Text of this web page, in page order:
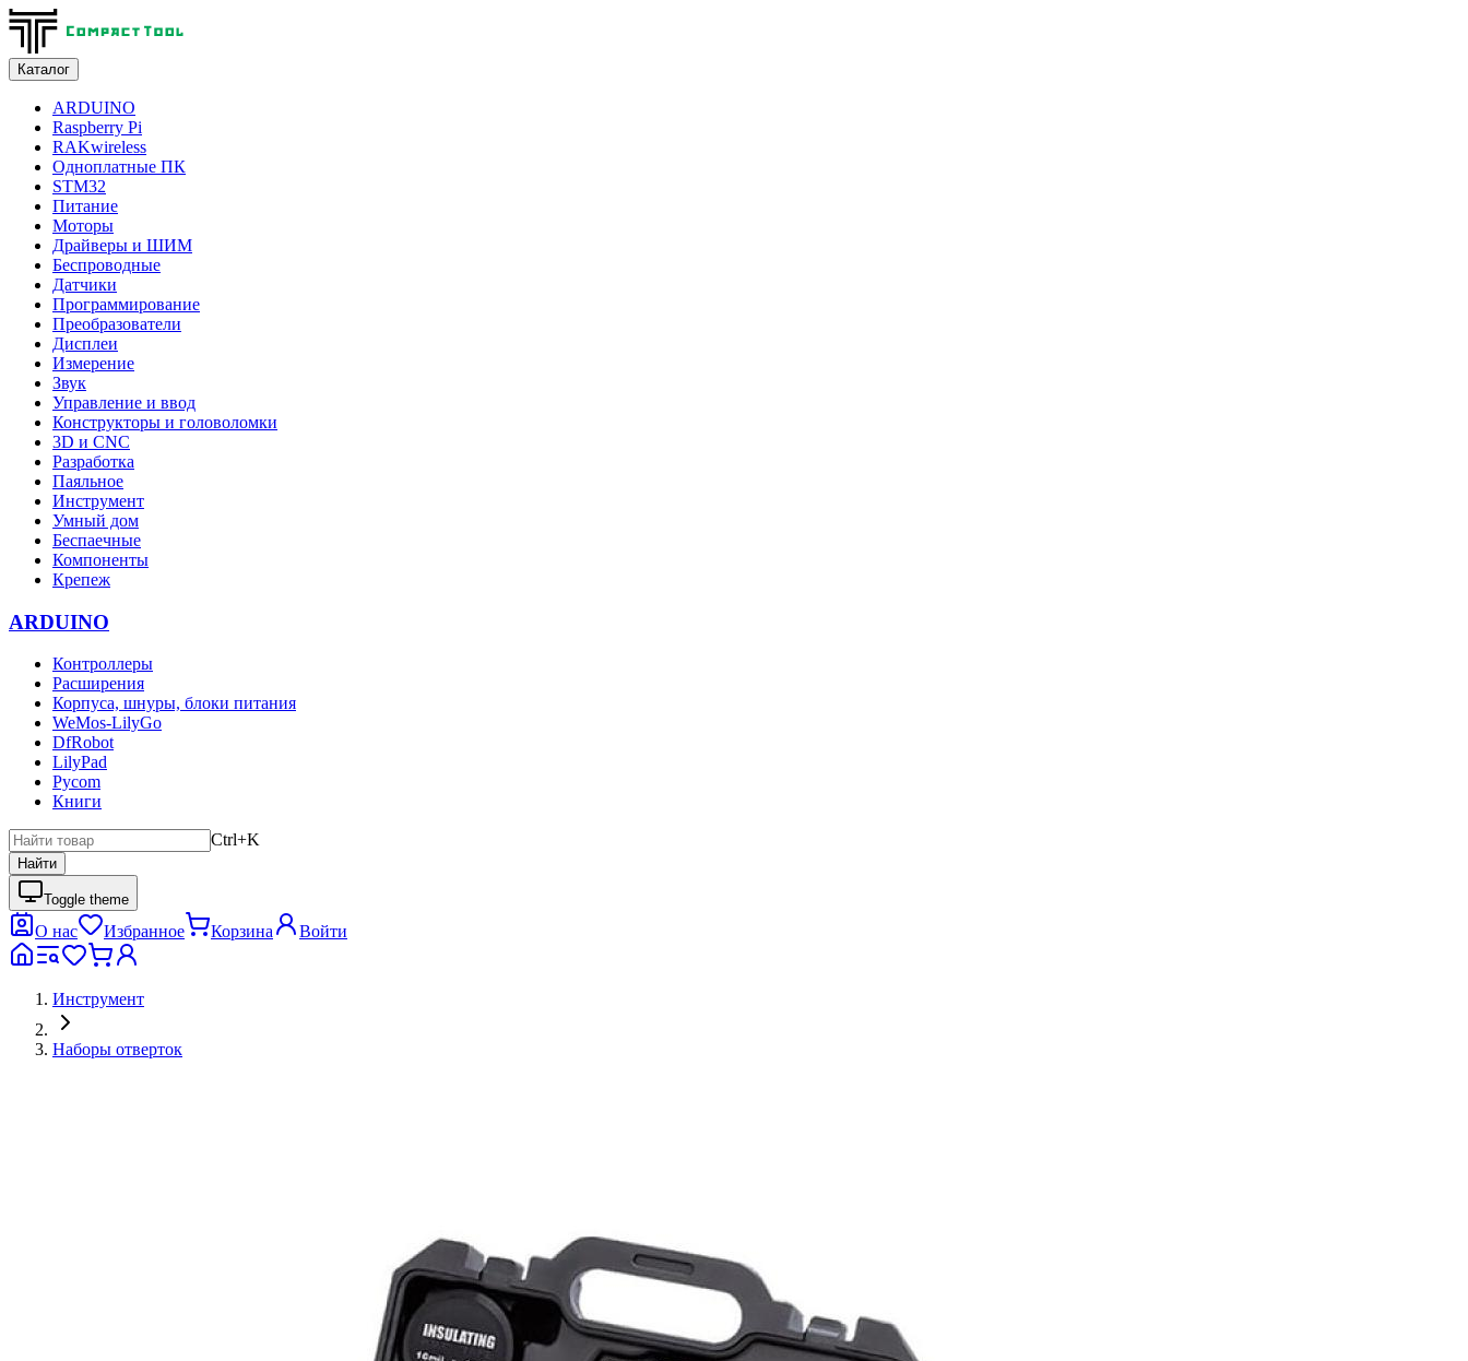
Каталог
ARDUINO
Raspberry Pi
RAKwireless
Одноплатные ПК
STM32
Питание
Моторы
Драйверы и ШИМ
Беспроводные
Датчики
Программирование
Преобразователи
Дисплеи
Измерение
Звук
Управление и ввод
Конструкторы и головоломки
3D и CNC
Разработка
Паяльное
Инструмент
Умный дом
Беспаечные
Компоненты
Крепеж
ARDUINO
Контроллеры
Расширения
Корпуса, шнуры, блоки питания
WeMos-LilyGo
DfRobot
LilyPad
Pycom
Книги
Ctrl+K
Найти
Toggle theme
О нас Избранное Корзина Войти
Инструмент
Наборы отверток